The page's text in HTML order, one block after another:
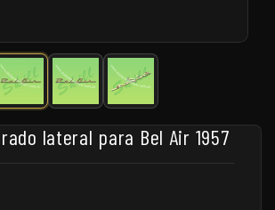
lateral para Bel Air 1957